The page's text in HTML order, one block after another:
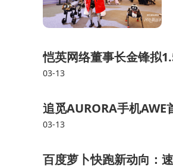
恺英网络董事长金锋拟
03-13
追觅AURORA手机
03-13
百度萝卜快跑新动向：